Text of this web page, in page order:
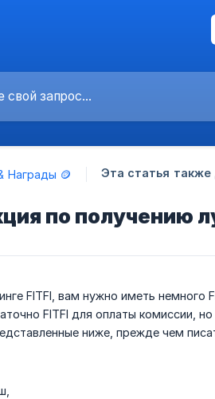
Награды 🪙 Эта статья также
по получению
FITFI, вам нужно иметь
FITFI для оплаты комиссии,
ниже, прежде чем